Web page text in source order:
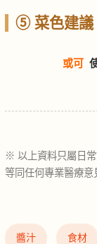
⑤ 菜色建議
或可
※ 以上資料只屬日
等同任何專業醫療意
醬汁 食材